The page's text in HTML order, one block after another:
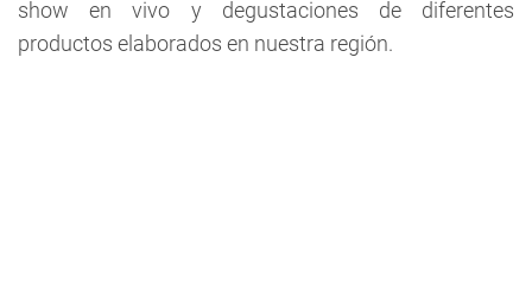
show en vivo y degustaciones de diferentes
productos elaborados en nuestra región.